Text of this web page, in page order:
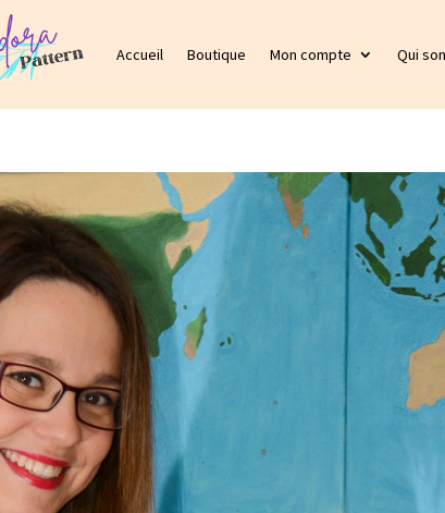
Accueil Boutique Mon compte Qui